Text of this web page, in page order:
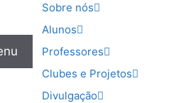
Sobre nós
Alunos
Professores
Clubes e Projetos
Divulgação